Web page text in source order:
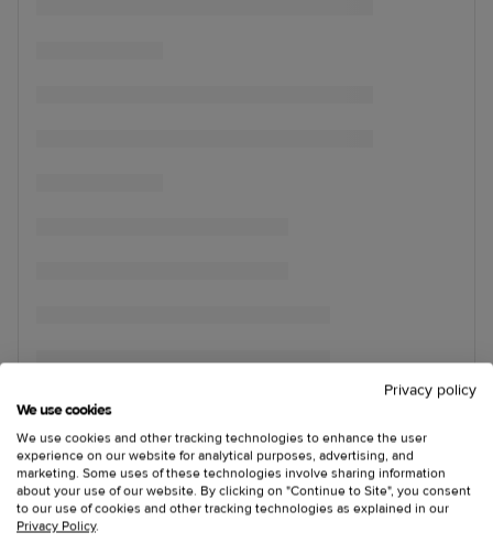
Privacy policy
We use cookies
We use cookies and other tracking technologies to enhance the user
experience on our website for analytical purposes, advertising, and
marketing. Some uses of these technologies involve sharing information
about your use of our website. By clicking on "Continue to Site", you consent
to our use of cookies and other tracking technologies as explained in our
Privacy Policy.